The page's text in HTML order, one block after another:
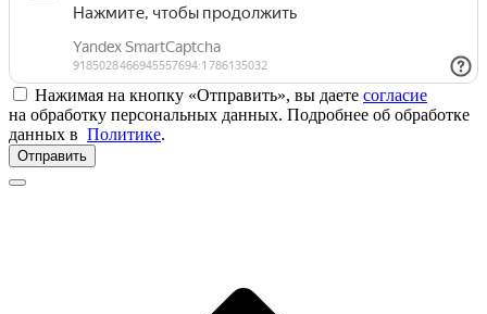
Нажимая на кнопку «Отправить», вы даете согласие
на обработку персональных данных. Подробнее об обработке
данных в Политике.
Отправить